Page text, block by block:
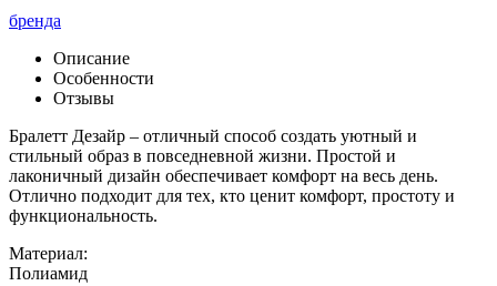
бренда
Описание
Особенности
Отзывы
Бралетт Дезайр – отличный способ создать уютный и
стильный образ в повседневной жизни. Простой и
лаконичный дизайн обеспечивает комфорт на весь день.
Отлично подходит для тех, кто ценит комфорт, простоту и
функциональность.
Материал:
Полиамид